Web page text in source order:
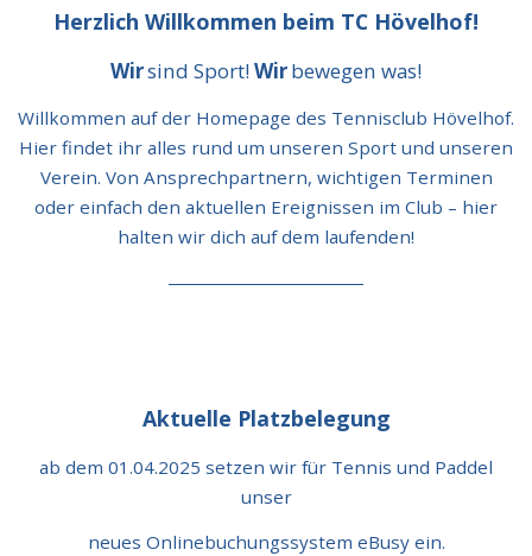
Herzlich Willkommen beim TC Hövelhof!
Wirsind Sport!Wirbewegen was!
Willkommen auf der Homepage des Tennisclub Hövelhof.
Hier findet ihr alles rund um unseren Sport und unseren
Verein. Von Ansprechpartnern, wichtigen Terminen
oder einfach den aktuellen Ereignissen im Club – hier
halten wir dich auf dem laufenden!
Aktuelle Platzbelegung
ab dem 01.04.2025 setzen wir für Tennis und Paddel
unser
neues Onlinebuchungssystem eBusy ein.